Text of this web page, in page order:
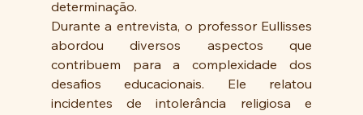
determinação.
Durante a entrevista, o professor Eullisses
abordou diversos aspectos que
contribuem para a complexidade dos
desafios educacionais. Ele relatou
incidentes de intolerância religiosa e